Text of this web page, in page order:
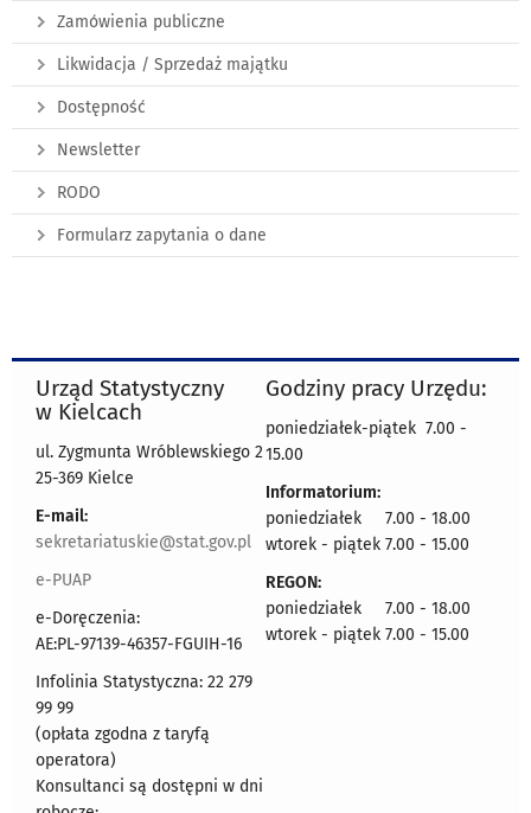
Zamówienia publiczne
Likwidacja / Sprzedaż majątku
Dostępność
Newsletter
RODO
Formularz zapytania o dane
Urząd Statystyczny
w Kielcach
ul. Zygmunta Wróblewskiego 2
25-369 Kielce
E-mail:
sekretariatuskie@stat.gov.pl
e-PUAP
e-Doręczenia:
AE:PL-97139-46357-FGUIH-16
Infolinia Statystyczna: 22 279
99 99
(opłata zgodna z taryfą
operatora)
Konsultanci są dostępni w dni
Godziny pracy Urzędu:
poniedziałek-piątek 7.00 -
15.00
Informatorium:
poniedziałek 7.00 - 18.00
wtorek - piątek 7.00 - 15.00
REGON:
poniedziałek 7.00 - 18.00
wtorek - piątek 7.00 - 15.00